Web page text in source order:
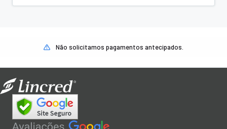
Não solicitamos pagamentos antecipados.